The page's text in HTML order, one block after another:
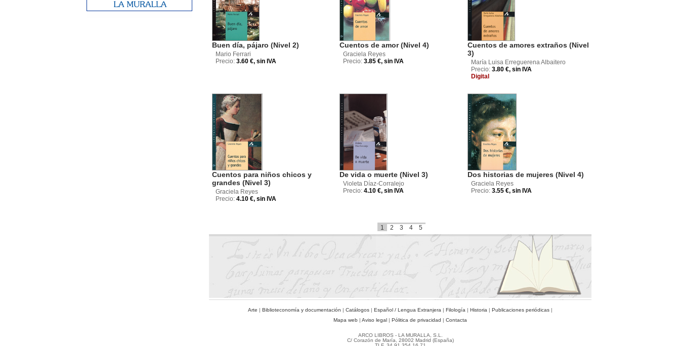
Buen día, pájaro (Nivel 2)
Mario Ferrari
Precio: 3.60 €, sin IVA
Cuentos de amor (Nivel 4)
Graciela Reyes
Precio: 3.85 €, sin IVA
Cuentos de amores extraños (Nivel
3)
María Luisa Erreguerena Albaitero
Precio: 3.80 €, sin IVA
Digital
Cuentos para niños chicos y
grandes (Nivel 3)
Graciela Reyes
Precio: 4.10 €, sin IVA
De vida o muerte (Nivel 3)
Violeta Díaz-Corralejo
Precio: 4.10 €, sin IVA
Dos historias de mujeres (Nivel 4)
Graciela Reyes
Precio: 3.55 €, sin IVA
1 2 3 4 5
Arte | Biblioteconomía y documentación | Catálogos | Español / Lengua Extranjera | Filología | Historia | Publicaciones periódicas |
Mapa web | Aviso legal | Pólitica de privacidad | Contacta
ARCO LIBROS - LA MURALLA, S.L.
C/ Corazón de María, 28002 Madrid (España)